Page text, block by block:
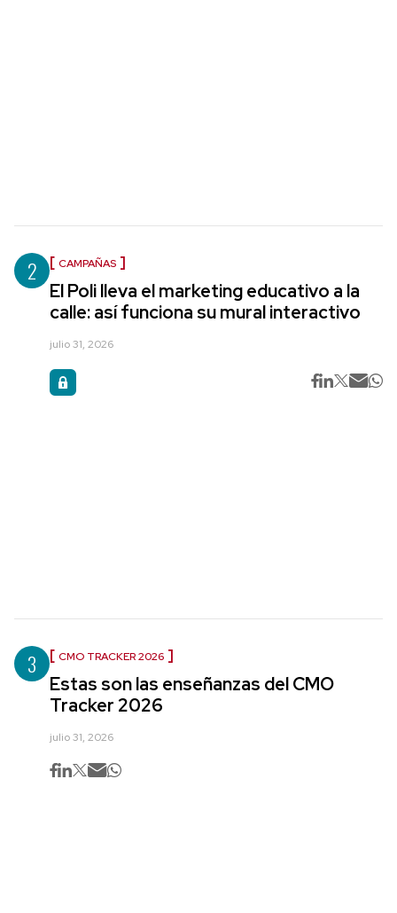
2 CAMPAÑAS
El Poli lleva el marketing educativo a la
calle: así funciona su mural interactivo
julio 31, 2026
3 CMO TRACKER 2026
Estas son las enseñanzas del CMO
Tracker 2026
julio 31, 2026